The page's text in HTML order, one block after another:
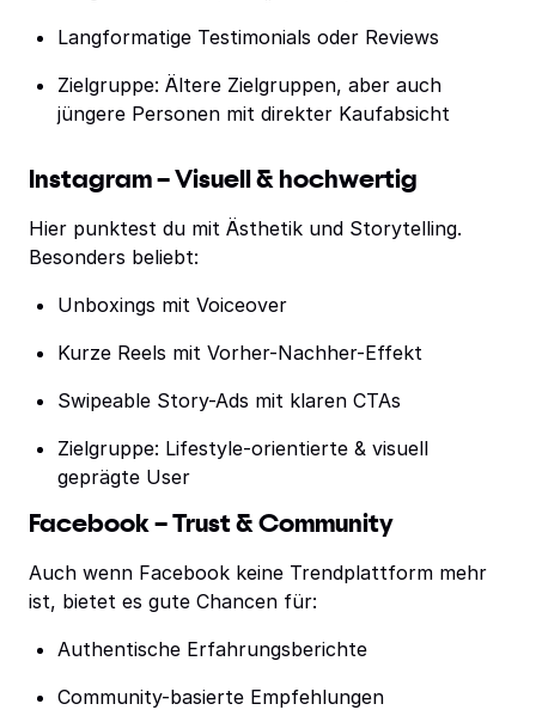
Langformatige Testimonials oder Reviews
Zielgruppe: Ältere Zielgruppen, aber auch
jüngere Personen mit direkter Kaufabsicht
Instagram – Visuell & hochwertig
Hier punktest du mit Ästhetik und Storytelling.
Besonders beliebt:
Unboxings mit Voiceover
Kurze Reels mit Vorher-Nachher-Effekt
Swipeable Story-Ads mit klaren CTAs
Zielgruppe: Lifestyle-orientierte & visuell
geprägte User
Facebook – Trust & Community
Auch wenn Facebook keine Trendplattform mehr
ist, bietet es gute Chancen für:
Authentische Erfahrungsberichte
Community-basierte Empfehlungen